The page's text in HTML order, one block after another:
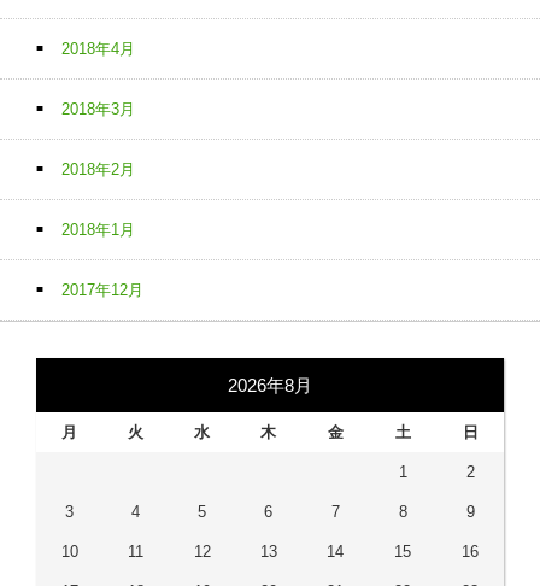
2018年4月
2018年3月
2018年2月
2018年1月
2017年12月
2026年8月
月 火 水 木 金 土 日
1 2
3 4 5 6 7 8 9
10 11 12 13 14 15 16